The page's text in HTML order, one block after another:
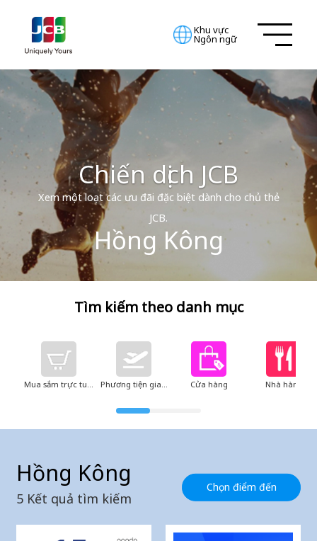
Khu vực
Ngôn ngữ
Chiến dịch JCB
Xem một loạt các ưu đãi đặc biệt dành cho chủ thẻ
JCB.
Hồng Kông
Tìm kiếm theo danh mục
Mua sắm trực tuyến Phương tiện giao thôngCửa hàng Nhà hàng
Hồng Kông
5 Kết quả tìm kiếm
Chọn điểm đến